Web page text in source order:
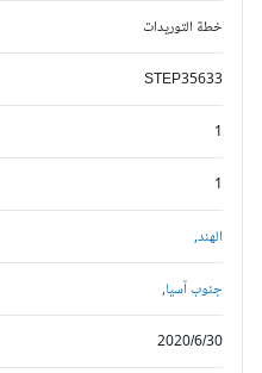
خطة التوريدات
STEP35633
الهند,
جنوب آسيا,
2020/6/30